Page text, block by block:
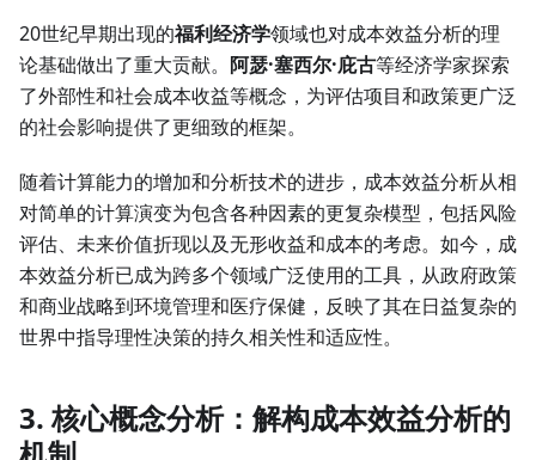
20世纪早期出现的福利经济学领域也对成本效益分析的理
论基础做出了重大贡献。 阿瑟·塞西尔·庇古等经济学家探索
了外部性和社会成本收益等概念，为评估项目和政策更广泛
的社会影响提供了更细致的框架。
随着计算能力的增加和分析技术的进步，成本效益分析从相
对简单的计算演变为包含各种因素的更复杂模型，包括风险
评估、未来价值折现以及无形收益和成本的考虑。如今，成
本效益分析已成为跨多个领域广泛使用的工具，从政府政策
和商业战略到环境管理和医疗保健，反映了其在日益复杂的
世界中指导理性决策的持久相关性和适应性。
3. 核心概念分析：解构成本效益分析的